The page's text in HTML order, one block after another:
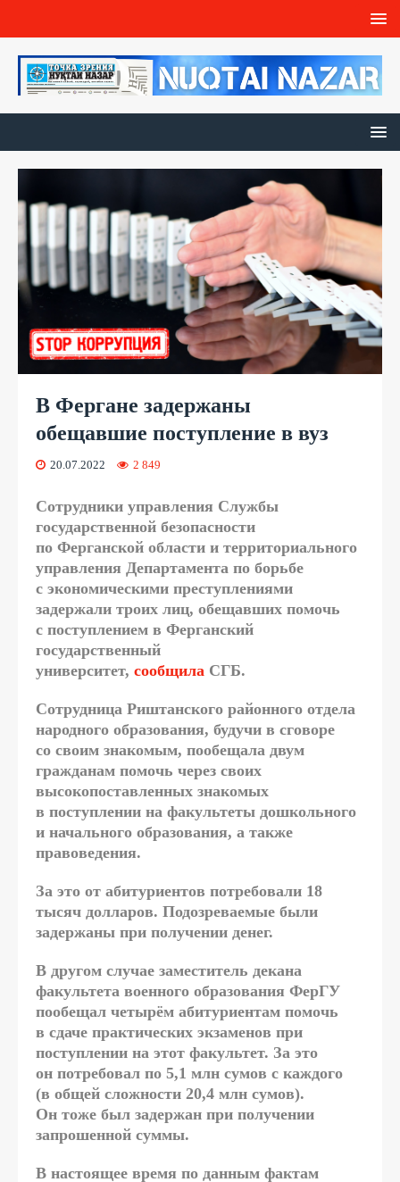
В Фергане задержаны
обещавшие поступление в вуз
20.07.2022 2 849
Сотрудники управления Службы
государственной безопасности
по Ферганской области и территориального
управления Департамента по борьбе
с экономическими преступлениями
задержали троих лиц, обещавших помочь
с поступлением в Ферганский
государственный
университет, сообщила СГБ.
Сотрудница Риштанского районного отдела
народного образования, будучи в сговоре
со своим знакомым, пообещала двум
гражданам помочь через своих
высокопоставленных знакомых
в поступлении на факультеты дошкольного
и начального образования, а также
правоведения.
За это от абитуриентов потребовали 18
тысяч долларов. Подозреваемые были
задержаны при получении денег.
В другом случае заместитель декана
факультета военного образования ФерГУ
пообещал четырём абитуриентам помочь
в сдаче практических экзаменов при
поступлении на этот факультет. За это
он потребовал по 5,1 млн сумов с каждого
(в общей сложности 20,4 млн сумов).
Он тоже был задержан при получении
запрошенной суммы.
В настоящее время по данным фактам